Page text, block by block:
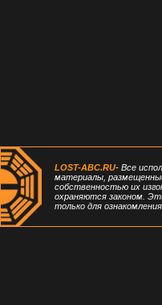
LOST-ABC.RU- Все
материалы,
собственностью их
охраняются законом.
только для